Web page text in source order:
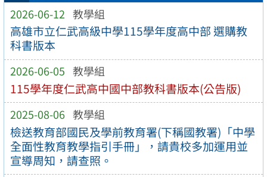
2026-06-12 教學組
高雄市立仁武高級中學115學年度高中部 選購教
科書版本
2026-06-05 教學組
115學年度仁武高中國中部教科書版本(公告版)
2025-08-06 教學組
檢送教育部國民及學前教育署(下稱國教署)「中學
全面性教育教學指引手冊」，請貴校多加運用並
宣導周知，請查照。